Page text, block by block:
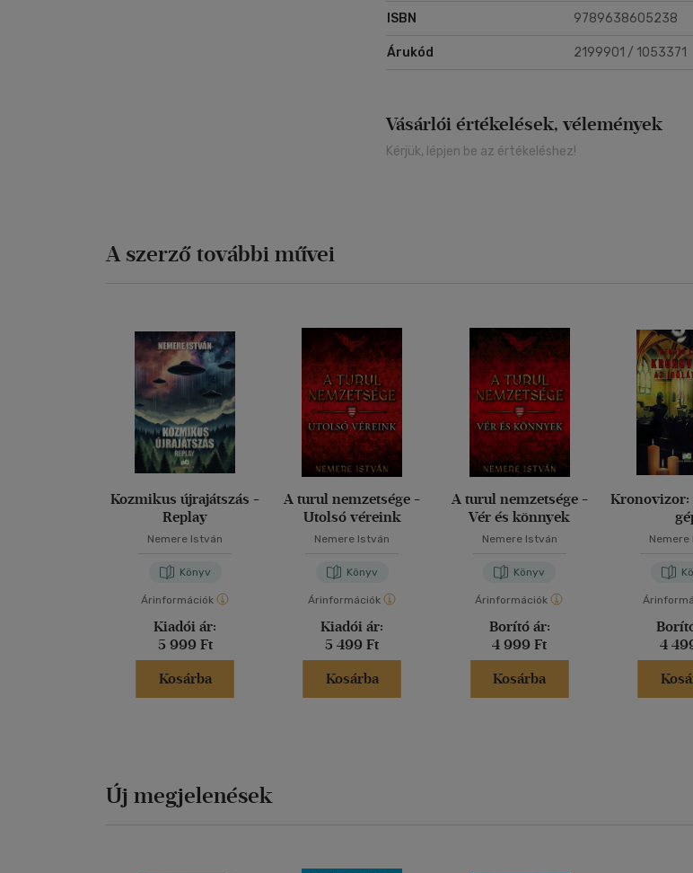
ISBN 9789638605238
Árukód 2199901 / 1053371
Vásárlói értékelések, vélemények
Kérjük, lépjen be az értékeléshez!
A szerző további művei
Kozmikus újrajátszás -
Replay
Nemere István
Könyv
Árinformációk
Kiadói ár:
5 999 Ft
Kosárba
A turul nemzetsége -
Utolsó véreink
Nemere István
Könyv
Árinformációk
Kiadói ár:
5 499 Ft
Kosárba
A turul nemzetsége -
Vér és könnyek
Nemere István
Könyv
Árinformációk
Borító ár:
4 999 Ft
Kosárba
Kronovizor:
Nemere
4
Új megjelenések